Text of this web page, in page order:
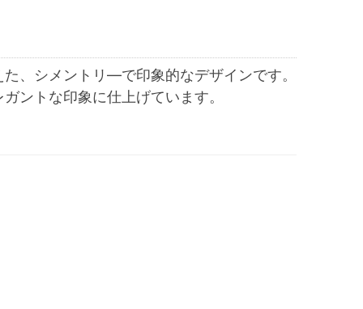
、シメントリ―で印象的なデザインです。
ントな印象に仕上げています。